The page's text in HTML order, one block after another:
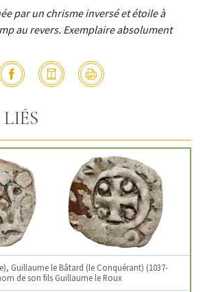
par un chrisme inversé et étoile à
au revers. Exemplaire absolument
Guillaume le Bâtard (le Conquérant) (1037-
de son fils Guillaume le Roux